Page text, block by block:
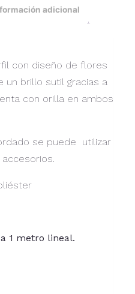
adicional
con diseño de flores
un brillo sutil gracias a
con orilla en ambos
se puede utilizar
1 metro lineal.